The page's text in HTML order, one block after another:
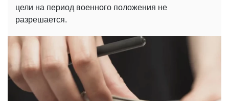
цели на период военного положения не
разрешается.